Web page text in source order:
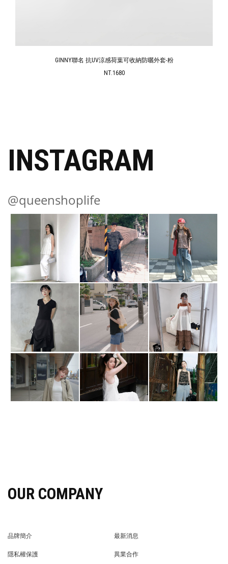
GINNY聯名 抗UV涼感荷葉可收納防曬外套-粉
NT.1680
INSTAGRAM
@queenshoplife
OUR COMPANY
品牌簡介
最新消息
隱私權保護
異業合作